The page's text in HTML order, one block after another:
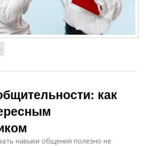
как
навыки общения полезно не